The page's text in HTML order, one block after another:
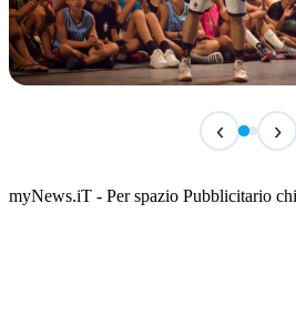
Classic Contest 3vs3 Memorial
📅 6 Agosto 2026 · 09:00 · 📍 Lungomare C.
‹ ›
myNews.iT - Per spazio Pubblicitario